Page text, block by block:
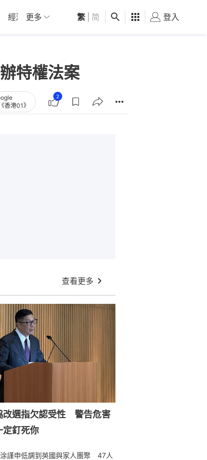
經濟 01深圳 觀點 健康 好食玩飛
更多 繁 简 登入
特權法案
香港01》
2
查看更多
改選指欠認受性 警告危害
定釘死你
涂謹申低調到英國與家人團聚 47人